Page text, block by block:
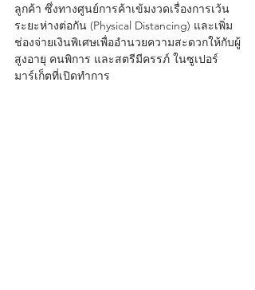
ลูกค้า ซึ่งทางศูนย์การค้าเข้มงวดเรื่องการเว้น
ระยะห่างต่อกัน (Physical Distancing) และเพิ่ม
ช่องจ่ายเงินพิเศษเพื่ออำนวยความสะดวกให้กับผู้
สูงอายุ คนพิการ และสตรีมีครรภ์ ในซูเปอร์
มาร์เก็ตที่เปิดทำการ